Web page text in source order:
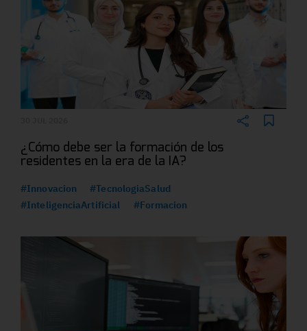
¿Cómo debe ser la formación de los
residentes en la era de la IA?
#Innovacion
#TecnologiaSalud
#InteligenciaArtificial
#Formacion